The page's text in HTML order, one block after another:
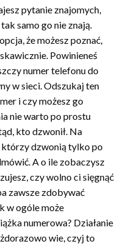
pytanie znajomych,
samo go nie znają.
że możesz poznać,
Powinieneś
numer telefonu do
w sieci. Odszukaj ten
i czy możesz go
nie warto po prostu
kto dzwonił. Na
którzy dzwonią tylko po
A o ile zobaczysz
czy wolno ci sięgnąć
zawsze zdobywać
w ogóle może
numerowa? Działanie
wie, czyj to